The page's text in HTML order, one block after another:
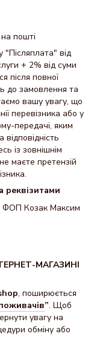
пошті
"Післяплата" від
+ 2% від суми
після повної
до замовлення та
вашу увагу, що
перевізника або у
передачі, яким
із зовнішнім
маєте претензій
реквізитами
ФОП Козак Максим
МАГАЗИНІ
, поширюється
”. Щоб
увагу на
обміну або